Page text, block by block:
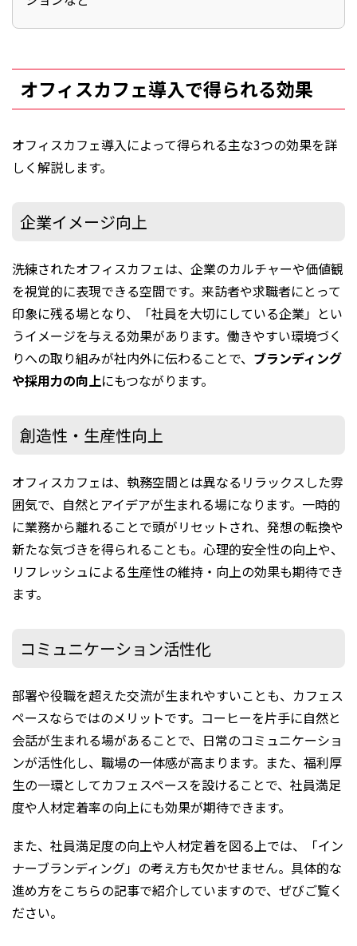
オフィスカフェ導入で得られる効果
オフィスカフェ導入によって得られる主な3つの効果を詳
しく解説します。
企業イメージ向上
洗練されたオフィスカフェは、企業のカルチャーや価値観
を視覚的に表現できる空間です。来訪者や求職者にとって
印象に残る場となり、「社員を大切にしている企業」とい
うイメージを与える効果があります。働きやすい環境づく
りへの取り組みが社内外に伝わることで、 ブランディング
や採用力の向上にもつながります。
創造性・生産性向上
オフィスカフェは、執務空間とは異なるリラックスした雰
囲気で、自然とアイデアが生まれる場になります。一時的
に業務から離れることで頭がリセットされ、発想の転換や
新たな気づきを得られることも。心理的安全性の向上や、
リフレッシュによる生産性の維持・向上の効果も期待でき
ます。
コミュニケーション活性化
部署や役職を超えた交流が生まれやすいことも、カフェス
ペースならではのメリットです。コーヒーを片手に自然と
会話が生まれる場があることで、日常のコミュニケーショ
ンが活性化し、職場の一体感が高まります。また、福利厚
生の一環としてカフェスペースを設けることで、社員満足
度や人材定着率の向上にも効果が期待できます。
また、社員満足度の向上や人材定着を図る上では、「イン
ナーブランディング」の考え方も欠かせません。具体的な
進め方をこちらの記事で紹介していますので、ぜびご覧く
ださい。